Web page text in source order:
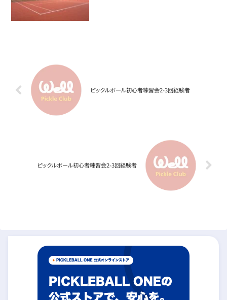
ピックルボール初心者練習会2-3回経験者
ピックルボール初心者練習会2-3回経験者